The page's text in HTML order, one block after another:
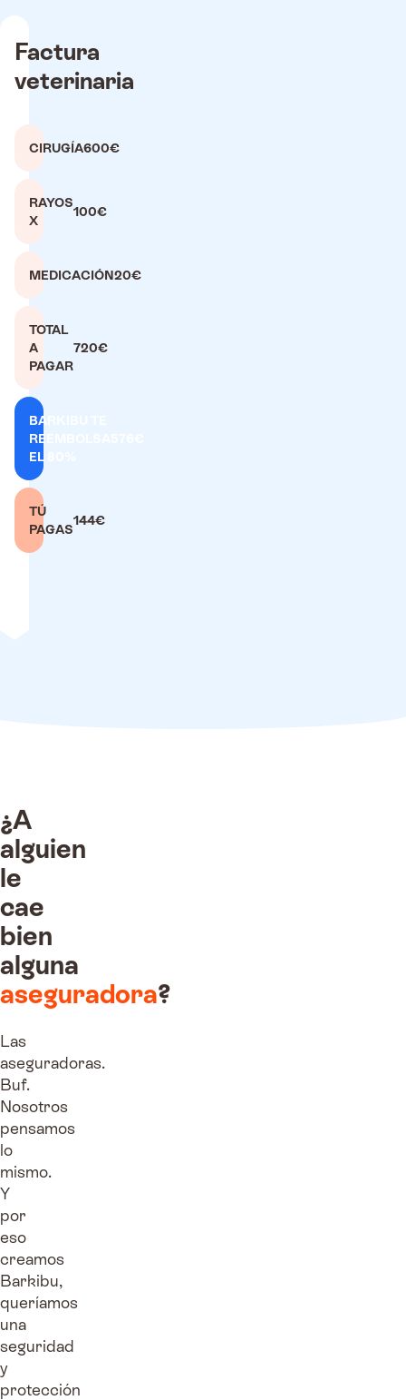
Factura
veterinaria
CIRUGÍA600€
RAYOS
X
100€
MEDICACIÓN20€
TOTAL
A
PAGAR
720€
BARKIBU TE
REEMBOLSA
EL 80%
TÚ
PAGAS
144€
¿A
alguien
le
cae
bien
alguna
aseguradora?
Las
aseguradoras.
Buf.
Nosotros
pensamos
lo
mismo.
Y
por
eso
creamos
Barkibu,
queríamos
una
seguridad
y
protección